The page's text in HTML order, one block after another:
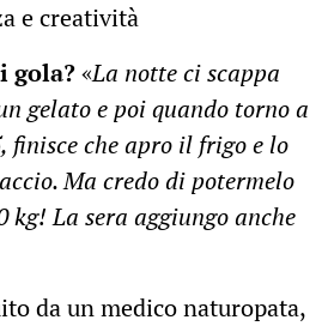
e creatività
gola?«La notte ci scappa
gelato e poi quando torno a
finisce che apro il frigo e lo
Ma credo di potermelo
kg! La sera aggiungo anche
da un medico naturopata,